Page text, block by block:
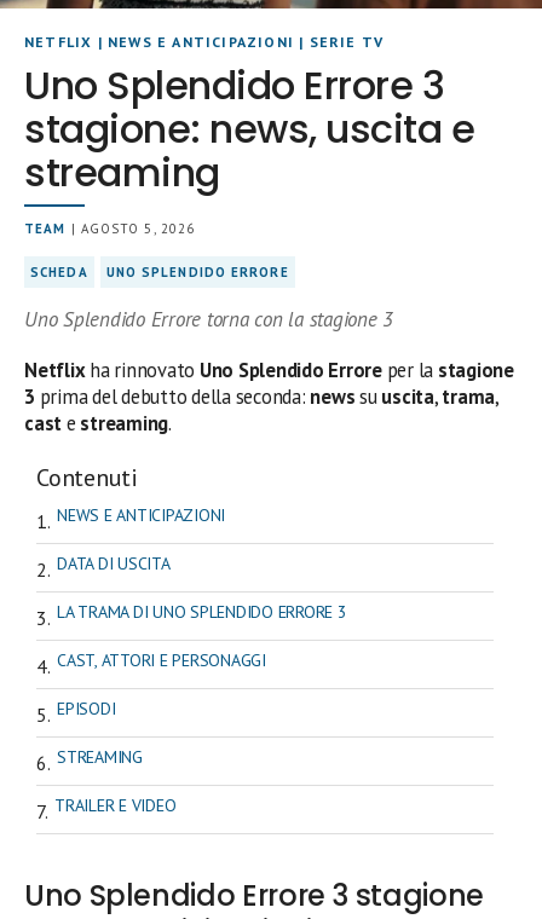
NETFLIX | NEWS E ANTICIPAZIONI | SERIE TV
Uno Splendido Errore 3
stagione: news, uscita e
streaming
TEAM | AGOSTO 5, 2026
SCHEDA UNO SPLENDIDO ERRORE
Uno Splendido Errore torna con la stagione 3
Netflixha rinnovato Uno Splendido Erroreper la stagione
3 prima del debutto della seconda: newssuuscita,trama,
caste streaming.
Contenuti
NEWS E ANTICIPAZIONI
DATA DI USCITA
LA TRAMA DI UNO SPLENDIDO ERRORE 3
CAST, ATTORI E PERSONAGGI
EPISODI
STREAMING
TRAILER E VIDEO
Uno Splendido Errore 3 stagione